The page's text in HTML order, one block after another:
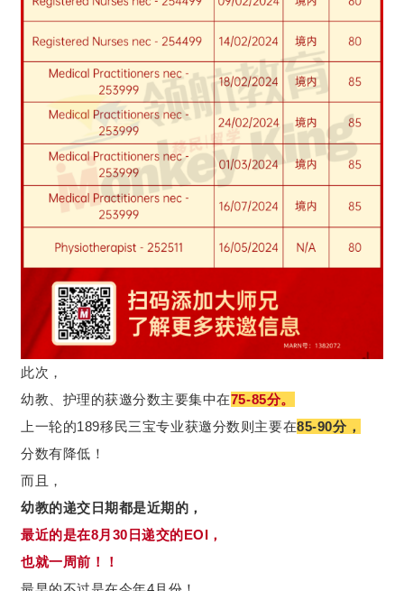
此次，
幼教、护理的获邀分数主要集中在75-85分。
上一轮的189移民三宝专业获邀分数则主要在85-90分，
分数有降低！
而且，
幼教的递交日期都是近期的，
最近的是在8月30日递交的EOI，
也就一周前！！